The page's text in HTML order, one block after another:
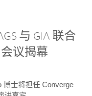
与 GIA 联合
议揭幕
博士将担任 Converge